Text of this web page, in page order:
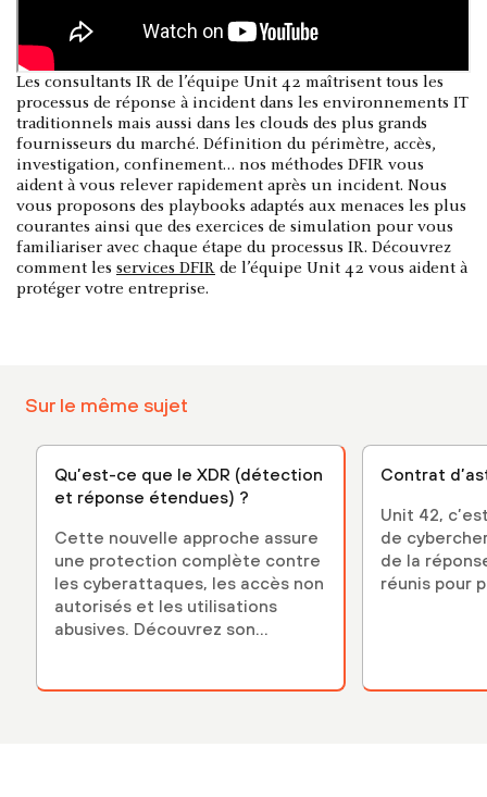
Les consultants IR de l’équipe Unit 42 maîtrisent tous les
processus de réponse à incident dans les environnements IT
traditionnels mais aussi dans les clouds des plus grands
fournisseurs du marché. Définition du périmètre, accès,
investigation, confinement… nos méthodes DFIR vous
aident à vous relever rapidement après un incident. Nous
vous proposons des playbooks adaptés aux menaces les plus
courantes ainsi que des exercices de simulation pour vous
familiariser avec chaque étape du processus IR. Découvrez
comment les services DFIR de l’équipe Unit 42 vous aident à
protéger votre entreprise.
Sur le même sujet
Qu’est-ce que le XDR (détection
et réponse étendues) ?
Cette nouvelle approche assure
une protection complète contre
les cyberattaques, les accès non
autorisés et les utilisations
abusives. Découvrez son
Contrat
Unit 42,
de
de la
réunis pour